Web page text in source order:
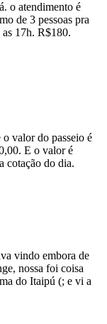
o atendimento é
de 3 pessoas pra
17h. R$180.
valor do passeio é
E o valor é
cotação do dia.
vindo embora de
nossa foi coisa
do Itaipú (; e vi a